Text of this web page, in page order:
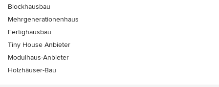
Blockhausbau
Mehrgenerationenhaus
Fertighausbau
Tiny House Anbieter
Modulhaus-Anbieter
Holzhäuser-Bau